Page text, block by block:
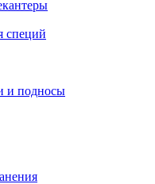
специй
и подносы